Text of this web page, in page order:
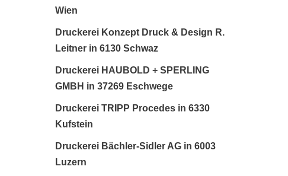
Wien
Druckerei Konzept Druck & Design R.
Leitner in 6130 Schwaz
Druckerei HAUBOLD + SPERLING
GMBH in 37269 Eschwege
Druckerei TRIPP Procedes in 6330
Kufstein
Druckerei Bächler-Sidler AG in 6003
Luzern